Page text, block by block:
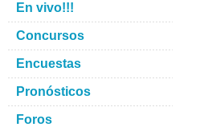
En vivo!!!
Concursos
Encuestas
Pronósticos
Foros